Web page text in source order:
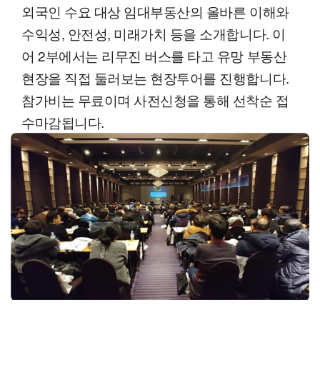
외국인 수요 대상 임대부동산의 올바른 이해와
수익성, 안전성, 미래가치 등을 소개합니다. 이
어 2부에서는 리무진 버스를 타고 유망 부동산
현장을 직접 둘러보는 현장투어를 진행합니다.
참가비는 무료이며 사전신청을 통해 선착순 접
수마감됩니다.